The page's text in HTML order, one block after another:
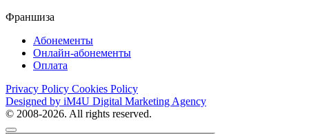
Франшиза
Абонементы
Онлайн-абонементы
Оплата
Privacy Policy Cookies Policy
Designed by iM4U Digital Marketing Agency
© 2008-2026. All rights reserved.